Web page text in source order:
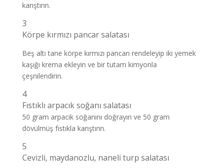
karıştırın.
3
Körpe kırmızı pancar salatası
Beş altı tane körpe kırmızı pancarı rendeleyip iki yemek
kaşığı krema ekleyin ve bir tutam kimyonla
çeşnilendirin.
4
Fıstıklı arpacık soğanı salatası
50 gram arpacık soğanını doğrayın ve 50 gram
dövülmüş fıstıkla karıştırın.
5
Cevizli, maydanozlu, naneli turp salatası